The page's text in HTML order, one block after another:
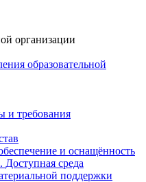
организации
образовательной
и требования
и оснащённость
Доступная среда
поддержки